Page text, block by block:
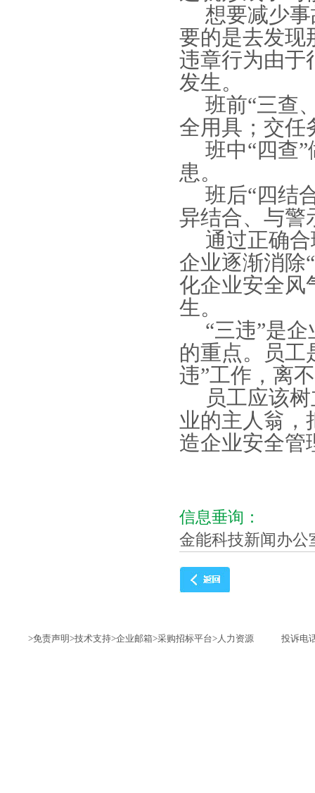
想要减少
要的是去发现
违章行为由于
发生。
班前“三查
全用具；交任
班中“四查
患。
班后“四结
异结合、与警
通过正确
企业逐渐消除
化企业安全风
生。
“三违”是
的重点。员工
违”工作，离
员工应该
业的主人翁，
造企业安全管
信息垂询：
金能科技新闻办公
>免责声明>技术支持>企业邮箱>采购招标平台>人力资源 投诉电话：